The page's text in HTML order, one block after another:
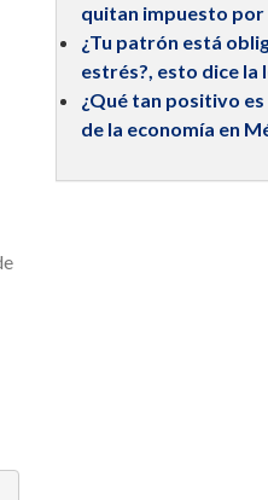
quitan impuesto por
¿Tu patrón está
estrés?, esto dice la
¿Qué tan positivo
de la economía en